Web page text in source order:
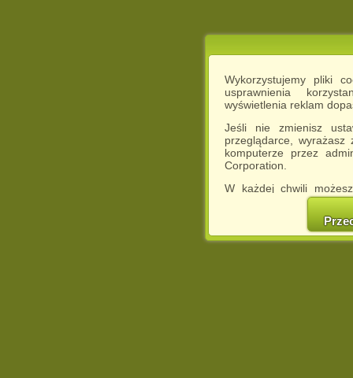
Wykorzystujemy pliki
usprawnienia
wyświetlenia reklam
Jeśli nie zmienisz
przeglądarce,
komputerze przez
Corporation.
W każdej chwili
cookies w swojej
w naszej
http://chomikuj.pl/